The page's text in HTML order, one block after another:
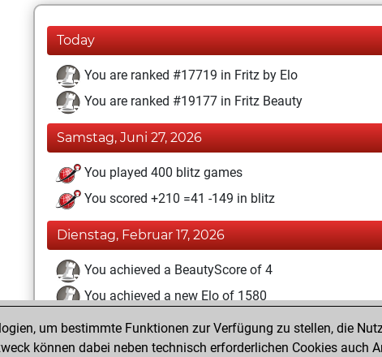
Today
You are ranked #17719 in Fritz by Elo
You are ranked #19177 in Fritz Beauty
Samstag, Juni 27, 2026
You played 400 blitz games
You scored +210 =41 -149 in blitz
Dienstag, Februar 17, 2026
You achieved a BeautyScore of 4
You achieved a new Elo of 1580
Donnerstag, Juli 31, 2025
um bestimmte Funktionen zur Verfügung zu stellen, die
können dabei neben technisch erforderlichen Cookies auch